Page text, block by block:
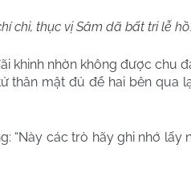
chi, thục vị Sâm dã bất tri lễ
khinh nhờn không được chu
thân mật đủ để hai bên qua
“Này các trò hãy ghi nhớ lấy